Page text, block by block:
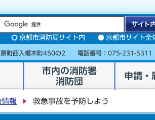
京都市消防局サイト内 京都市サイト全
町西入榎木町450の2 電話番号： 075-231-5311
市内の消防署
消防団
申請・
報 救急事故を予防しよう